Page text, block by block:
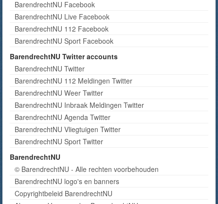
BarendrechtNU Facebook
BarendrechtNU Live Facebook
BarendrechtNU 112 Facebook
BarendrechtNU Sport Facebook
BarendrechtNU Twitter accounts
BarendrechtNU Twitter
BarendrechtNU 112 Meldingen Twitter
BarendrechtNU Weer Twitter
BarendrechtNU Inbraak Meldingen Twitter
BarendrechtNU Agenda Twitter
BarendrechtNU Vliegtuigen Twitter
BarendrechtNU Sport Twitter
BarendrechtNU
© BarendrechtNU - Alle rechten voorbehouden
BarendrechtNU logo's en banners
Copyrightbeleid BarendrechtNU